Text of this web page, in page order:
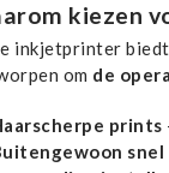
kiezen
inkjetprinter biedt
om de
prints
snel